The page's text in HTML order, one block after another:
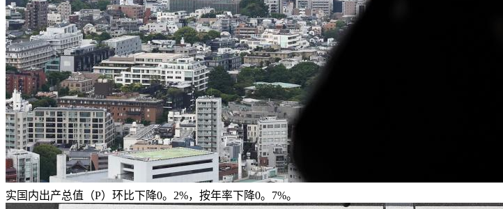
实国内出产总值（P）环比下降0。2%，按年率下降0。7%。